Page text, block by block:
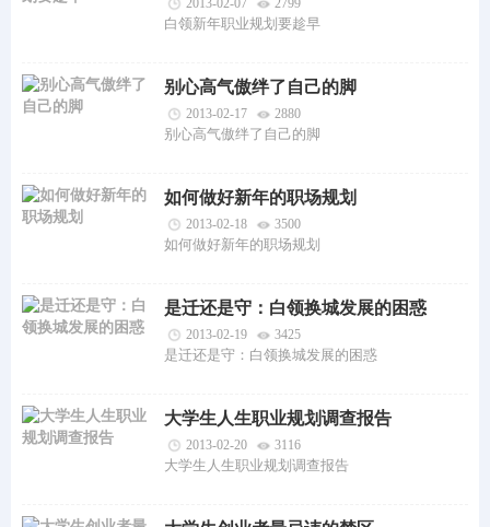
2013-02-07 2799
白领新年职业规划要趁早
别心高气傲绊了自己的脚
2013-02-17 2880
别心高气傲绊了自己的脚
如何做好新年的职场规划
2013-02-18 3500
如何做好新年的职场规划
是迁还是守：白领换城发展的困惑
2013-02-19 3425
是迁还是守：白领换城发展的困惑
大学生人生职业规划调查报告
2013-02-20 3116
大学生人生职业规划调查报告